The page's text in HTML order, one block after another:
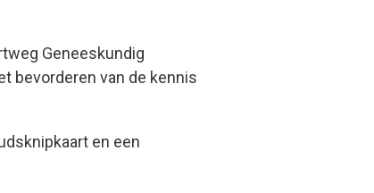
Geneeskundig
bevorderen van de kennis
en een